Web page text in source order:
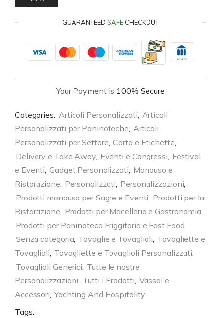
GUARANTEED SAFE CHECKOUT
Your Payment is 100% Secure
Categories: Articoli Personalizzati Articoli
Personalizzati per Paninoteche Articoli
Personalizzati per Settore Carta e Etichette
Delivery e Take Away Eventi e Congressi Festival
e Eventi Gadget Personalizzati Monouso e
Ristorazione Personalizzati Personalizzazioni
Prodotti monouso per Sagre e Eventi Prodotti per la
Ristorazione Prodotti per Macelleria e Gastronomia
Prodotti per Paninoteca Friggitoria e Fast Food
Senza categoria Tovaglie e Tovaglioli Tovagliette e
Tovaglioli Tovagliette e Tovaglioli Personalizzati
Tovaglioli Generici Tutte le nostre
Personalizzazioni Tutti i Prodotti Vassoi e
Accessori Yachting And Hospitality
Tags: